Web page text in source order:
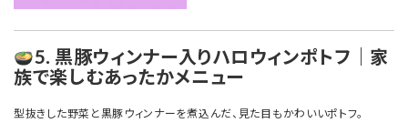
5. 黒豚ウィンナー入りハロウィンポトフ｜家
族で楽しむあったかメニュー
型抜きした野菜と黒豚ウィンナーを煮込んだ、見た目もかわいいポトフ。